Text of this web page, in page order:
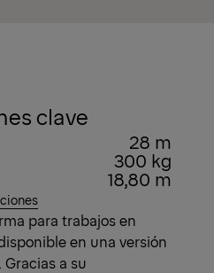
clave
28 m
300 kg
18,80 m
para trabajos en
en una versión
a su